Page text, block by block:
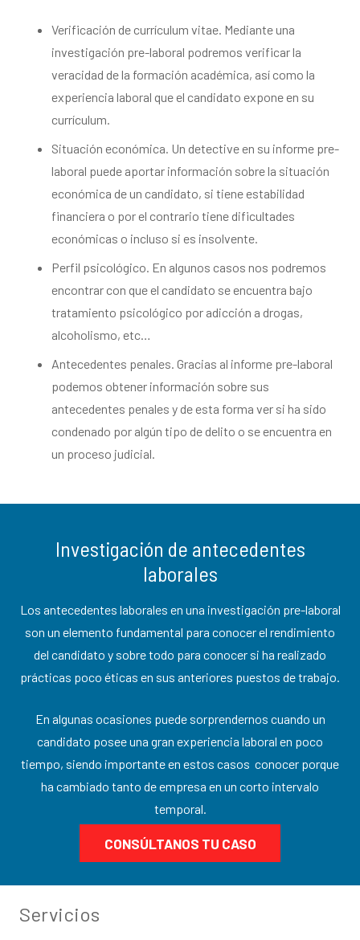
Verificación de currículum vitae. Mediante una
investigación pre-laboral podremos verificar la
veracidad de la formación académica, así como la
experiencia laboral que el candidato expone en su
currículum.
Situación económica. Un detective en su informe pre-
laboral puede aportar información sobre la situación
económica de un candidato, si tiene estabilidad
financiera o por el contrario tiene dificultades
económicas o incluso si es insolvente.
Perfil psicológico. En algunos casos nos podremos
encontrar con que el candidato se encuentra bajo
tratamiento psicológico por adicción a drogas,
alcoholismo, etc…
Antecedentes penales. Gracias al informe pre-laboral
podemos obtener información sobre sus
antecedentes penales y de esta forma ver si ha sido
condenado por algún tipo de delito o se encuentra en
un proceso judicial.
Investigación de antecedentes
laborales
Los antecedentes laborales en una investigación pre-laboral
son un elemento fundamental para conocer el rendimiento
del candidato y sobre todo para conocer si ha realizado
prácticas poco éticas en sus anteriores puestos de trabajo.
En algunas ocasiones puede sorprendernos cuando un
candidato posee una gran experiencia laboral en poco
tiempo, siendo importante en estos casos conocer porque
ha cambiado tanto de empresa en un corto intervalo
temporal.
CONSÚLTANOS TU CASO
Servicios